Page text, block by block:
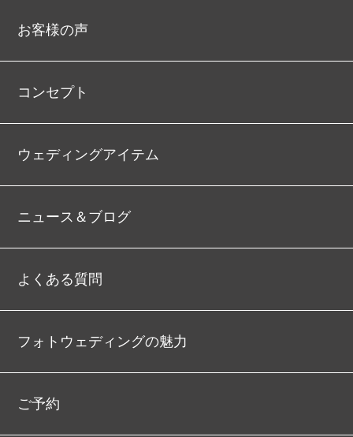
お客様の声
コンセプト
ウェディングアイテム
ニュース＆ブログ
よくある質問
フォトウェディングの魅力
ご予約